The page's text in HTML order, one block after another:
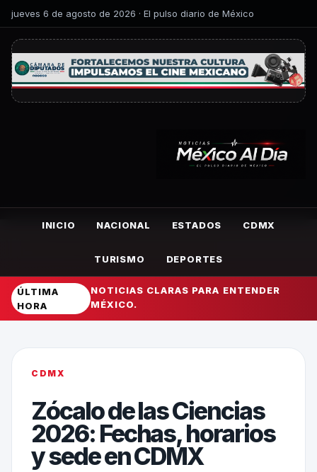
jueves 6 de agosto de 2026 · El pulso diario de México
INICIO NACIONAL ESTADOS CDMX
TURISMO DEPORTES
ÚLTIMA
HORA
NOTICIAS CLARAS PARA ENTENDER
MÉXICO.
CDMX
Zócalo de las Ciencias
2026: Fechas, horarios
y sede en CDMX